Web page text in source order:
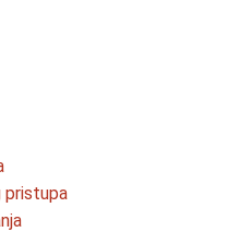
pristupa